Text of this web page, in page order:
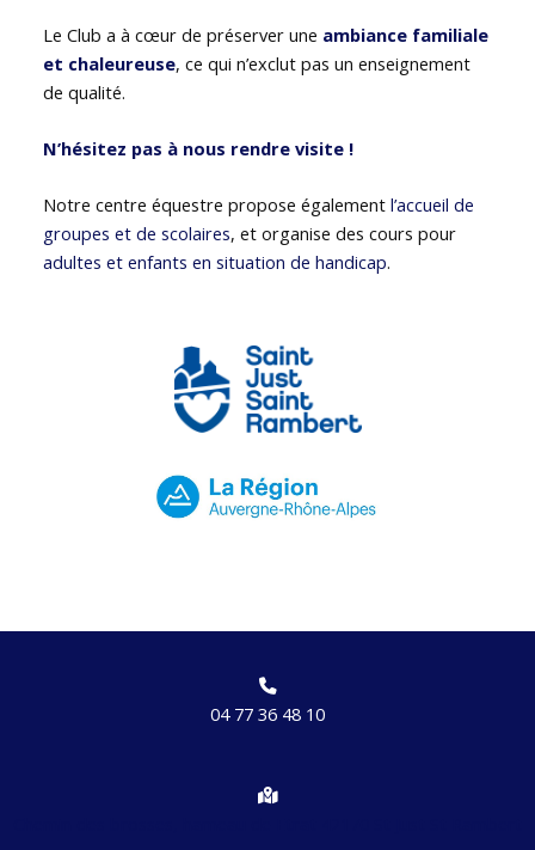
Le Club a à cœur de préserver une ambiance familiale
et chaleureuse, ce qui n’exclut pas un enseignement
de qualité.
N’hésitez pas à nous rendre visite !
Notre centre équestre propose égalementl’accueil de
groupes et de scolaires, et organise des cours pour
adultes et enfants en situation de handicap.
04 77 36 48 10